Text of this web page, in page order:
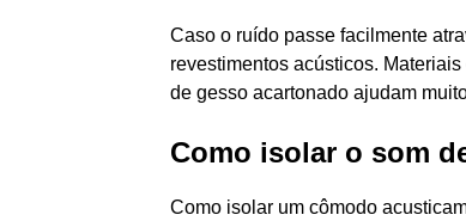
Caso o ruído passe facilmente
revestimentos acústicos.
de gesso acartonado ajudam
Como isolar o som
Como isolar um cômodo